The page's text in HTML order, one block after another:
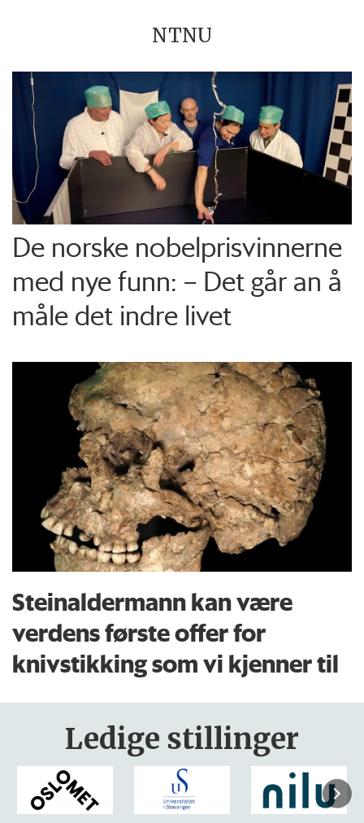
NTNU
De norske nobelprisvinnerne
med nye funn: – Det går an å
måle det indre livet
Steinaldermann kan være
verdens første offer for
knivstikking som vi kjenner til
Ledige stillinger